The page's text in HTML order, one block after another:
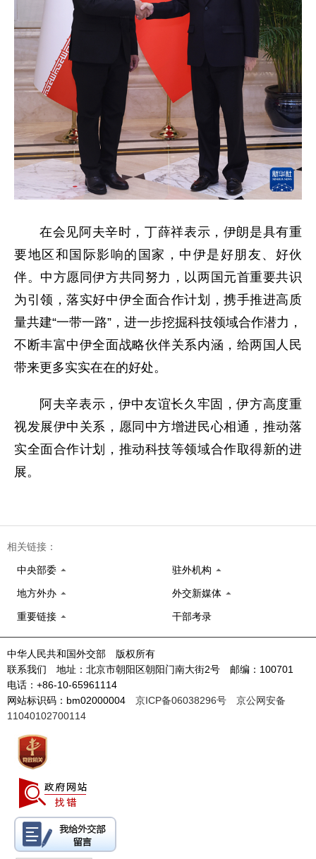
在会见阿夫辛时，丁薛祥表示，伊朗是具有重
要地区和国际影响的国家，中伊是好朋友、好伙
伴。中方愿同伊方共同努力，以两国元首重要共识
为引领，落实好中伊全面合作计划，携手推进高质
量共建“一带一路”，进一步挖掘科技领域合作潜力，
不断丰富中伊全面战略伙伴关系内涵，给两国人民
带来更多实实在在的好处。
阿夫辛表示，伊中友谊长久牢固，伊方高度重
视发展伊中关系，愿同中方增进民心相通，推动落
实全面合作计划，推动科技等领域合作取得新的进
展。
相关链接：
中央部委 驻外机构
地方外办 外交新媒体
重要链接 干部考录
中华人民共和国外交部 版权所有
联系我们 地址：北京市朝阳区朝阳门南大街2号 邮编：100701
电话：+86-10-65961114
网站标识码：bm02000004 京ICP备06038296号
京公网安备
11040102700114